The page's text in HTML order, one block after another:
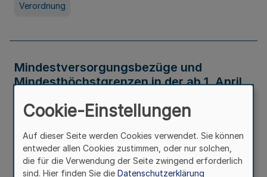
Verordnung
Mindestversorgungsbezüge und
Mindesthöchstgrenzen in der ab 1. April
Verwaltungsvorschrift
Cookie-Einstellungen
Auf dieser Seite werden Cookies verwendet. Sie können
entweder allen Cookies zustimmen, oder nur solchen,
die für die Verwendung der Seite zwingend erforderlich
sind. Hier finden Sie die Datenschutzerklärung